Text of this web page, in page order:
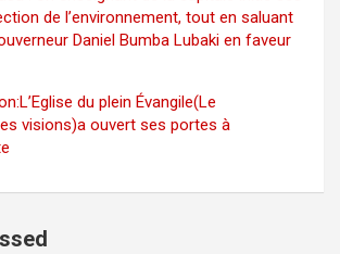
de l’environnement, tout en saluant
Daniel Bumba Lubaki en faveur
du plein Évangile(Le
visions)a ouvert ses portes à